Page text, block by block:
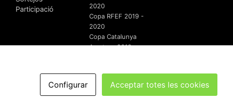
Participació
2020
Copa RFEF 2019 -
2020
Copa Catalunya
Amateur 2019
redaccio@futbolcatalunya.com
Configurar Acceptar totes les cookies